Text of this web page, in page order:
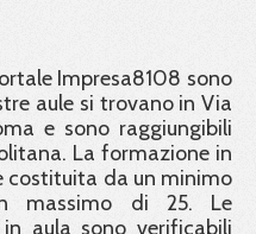
Impresa8108 sono
aule si trovano in Via
e sono raggiungibili
La formazione in
costituita da un minimo
massimo di 25. Le
aula sono verificabili